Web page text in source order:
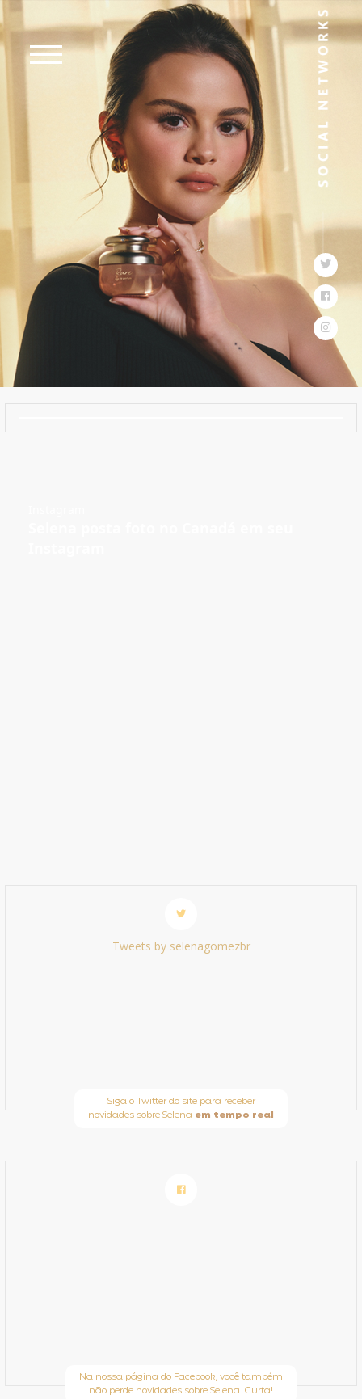
Tweets by selenagomezbr
Siga o Twitter do site para receber
novidades sobre Selena em tempo real
Na nossa página do Facebook, você também
não perde novidades sobre Selena. Curta!